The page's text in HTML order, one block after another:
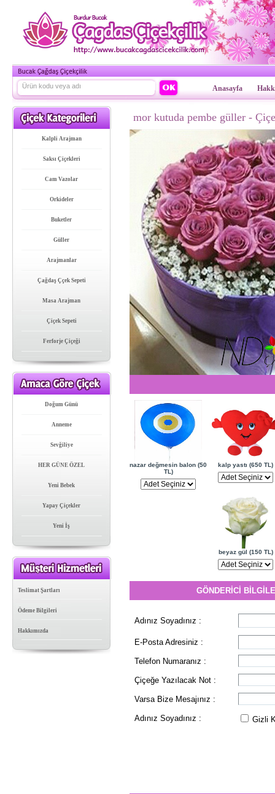
Anasayfa
Kalpli Arajman
Saksı Çiçekleri
Cam Vazolar
Orkideler
Buketler
Güller
Arajmanlar
Çağdaş Ççek Sepeti
Masa Arajman
Çiçek Sepeti
Ferforje Çiçeği
Doğum Günü
Anneme
Sevğiliye
HER GÜNE ÖZEL
Yeni Bebek
Yapay Çiçekler
Yeni İş
Teslimat Şartları
Ödeme Bilgileri
Hakkımızda
mor kutuda pembe güller -
nazar değmesin balon (50
TL)
kalp yastı (650 TL)
beyaz gül (150 TL)
GÖNDERİCİ
Adınız Soyadınız :
E-Posta Adresiniz :
Telefon Numaranız :
Çiçeğe Yazılacak Not :
Varsa Bize Mesajınız :
Adınız Soyadınız : Gizli